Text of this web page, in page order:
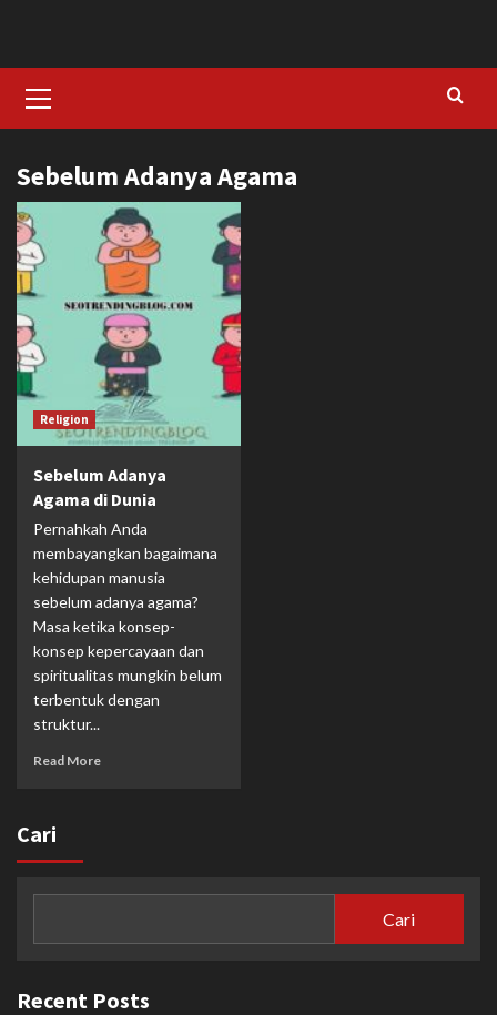
content
Menu
Sebelum Adanya Agama
Religion
Sebelum Adanya
Agama di Dunia
Pernahkah Anda
membayangkan bagaimana
kehidupan manusia
sebelum adanya agama?
Masa ketika konsep-
konsep kepercayaan dan
spiritualitas mungkin belum
terbentuk dengan
struktur...
Read More
Cari
Cari
Recent Posts